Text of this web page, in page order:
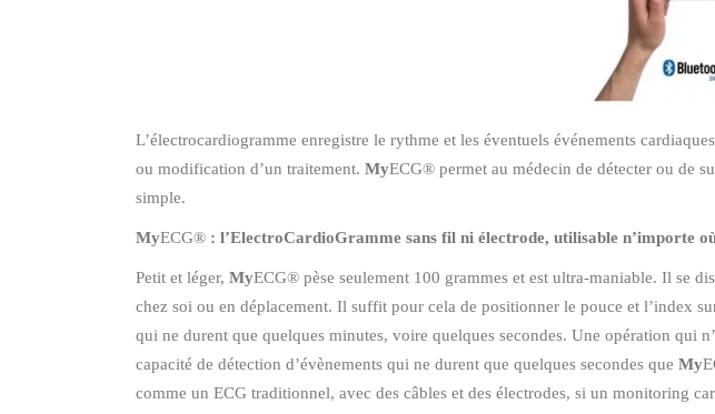
L’électrocardiogramme enregistre le rythme et les éventuels événements
ou modification d’un traitement. MyECG® permet au médecin de détecter ou de
simple.
MyECG® : l’ElectroCardioGramme sans fil ni électrode, utilisable n’importe
Petit et léger, MyECG® pèse seulement 100 grammes et est ultra-maniable. Il se
chez soi ou en déplacement. Il suffit pour cela de positionner le pouce et l’index
qui ne durent que quelques minutes, voire quelques secondes. Une opération qui
capacité de détection d’évènements qui ne durent que quelques secondes que My
comme un ECG traditionnel, avec des câbles et des électrodes, si un monitoring